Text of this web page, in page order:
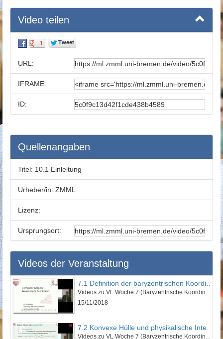
Video teilen
URL:
IFRAME:
ID:
Quellenangaben
Titel: 10.1 Einleitung
Urheber/in: ZMML
Lizenz:
Ursprungsort:
Videos der Veranstaltung
15/11/2018
7.2 Konvexe Hülle und physikalische Interpretation